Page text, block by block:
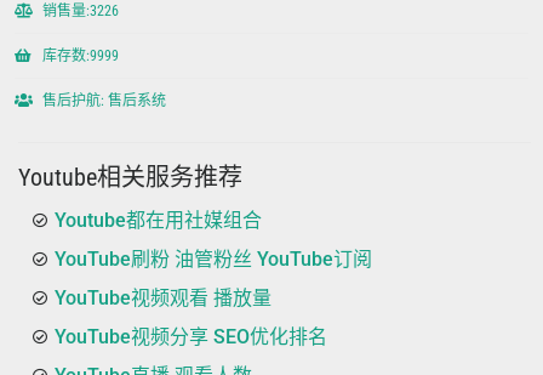
销售量:3226
库存数:9999
售后护航: 售后系统
Youtube相关服务推荐
Youtube都在用社媒组合
YouTube刷粉 油管粉丝 YouTube订阅
YouTube视频观看 播放量
YouTube视频分享 SEO优化排名